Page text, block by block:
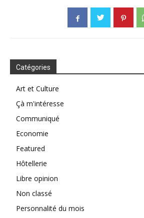
Catégories
Art et Culture
Çà m'intéresse
Communiqué
Economie
Featured
Hôtellerie
Libre opinion
Non classé
Personnalité du mois